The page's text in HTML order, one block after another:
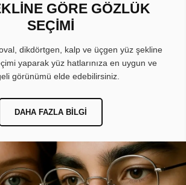
GÖRE GÖZLÜK
SEÇİMİ
dikdörtgen, kalp ve üçgen yüz şekline
yaparak yüz hatlarınıza en uygun ve
görünümü elde edebilirsiniz.
DAHA FAZLA BILGI